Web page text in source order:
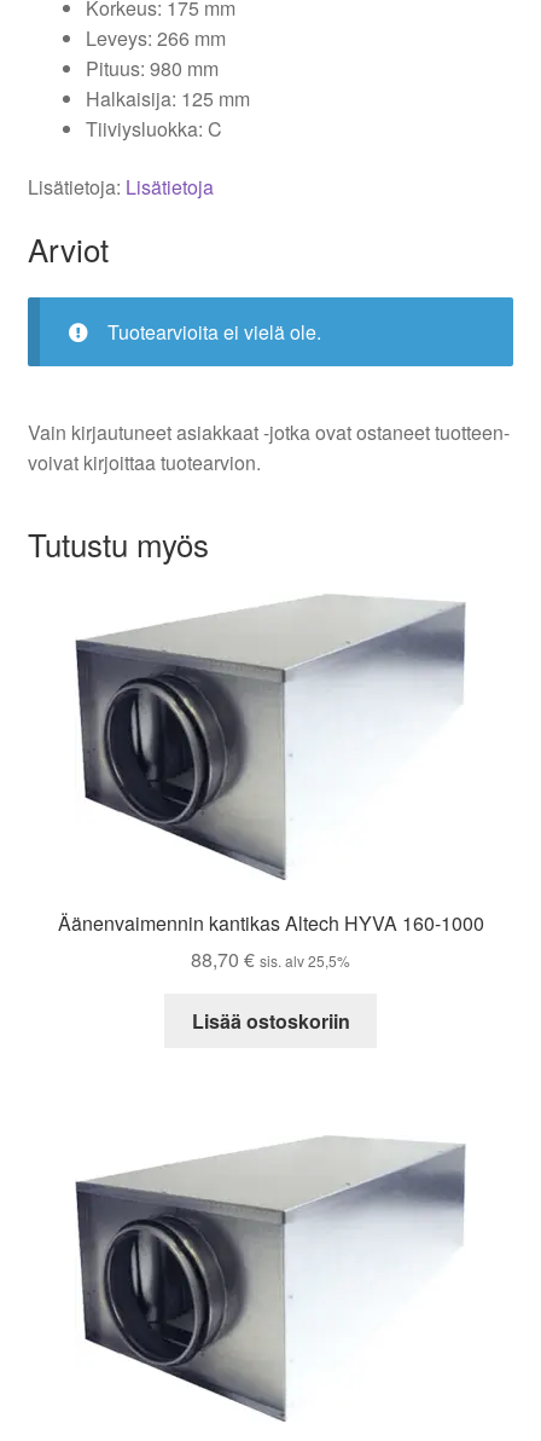
Korkeus: 175 mm
Leveys: 266 mm
Pituus: 980 mm
Halkaisija: 125 mm
Tiiviysluokka: C
Lisätietoja: Lisätietoja
Arviot
Tuotearvioita ei vielä ole.
Vain kirjautuneet asiakkaat -jotka ovat ostaneet tuotteen-
voivat kirjoittaa tuotearvion.
Tutustu myös
Äänenvaimennin kantikas Altech HYVA 160-1000
88,70 € sis. alv 25,5%
Lisää ostoskoriin